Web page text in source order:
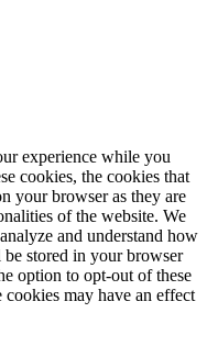
experience while you
cookies, the cookies that
your browser as they are
of the website. We
and understand how
stored in your browser
option to opt-out of these
may have an effect